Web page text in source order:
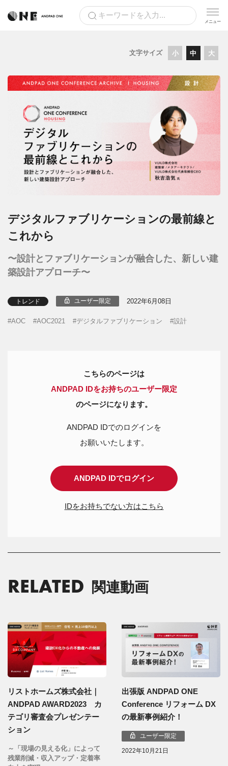
文字サイズ 小 中 大
デジタルファブリケーションの最前線と
これから
〜設計とファブリケーションが融合した、新しい建
築設計アプローチ〜
トレンド ユーザー限定 2022年6月08日
AOC AOC2021 デジタルファブリケーション 設計
こちらのページは
ANDPAD IDをお持ちのユーザー限定
のページになります。
ANDPAD IDでのログインを
お願いいたします。
ANDPAD IDでログイン
IDをお持ちでない方はこちら
RELATED 関連動画
リストホームズ株式会社｜
ANDPAD AWARD2023 カ
テゴリ審査会プレゼンテー
ション
～「現場の見える化」によって
残業削減・収入アップ・定着率
出張版 ANDPAD ONE
Conference リフォーム DX
の最新事例紹介！
ユーザー限定
2022年10月21日